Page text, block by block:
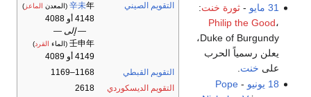
التقويم الصيني
辛未年 (المعدن الماعز )
4148 أو 4088
— إلى —
壬申年 (الماء القرد)
4149 أو 4089
التقويم القبطي
1168–1169
التقويم الديسكوردي
2618
31 مايو -ثورة خنت:
Philip the Good،
Duke of Burgundy،
يعلن رسمياً الحرب
على خنت
18 يونيو
-
Pope